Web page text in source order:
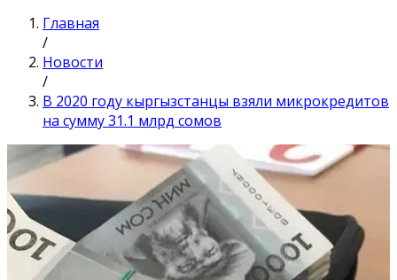
Главная
/
Новости
/
В 2020 году кыргызстанцы взяли микрокредитов
на сумму 31.1 млрд сомов